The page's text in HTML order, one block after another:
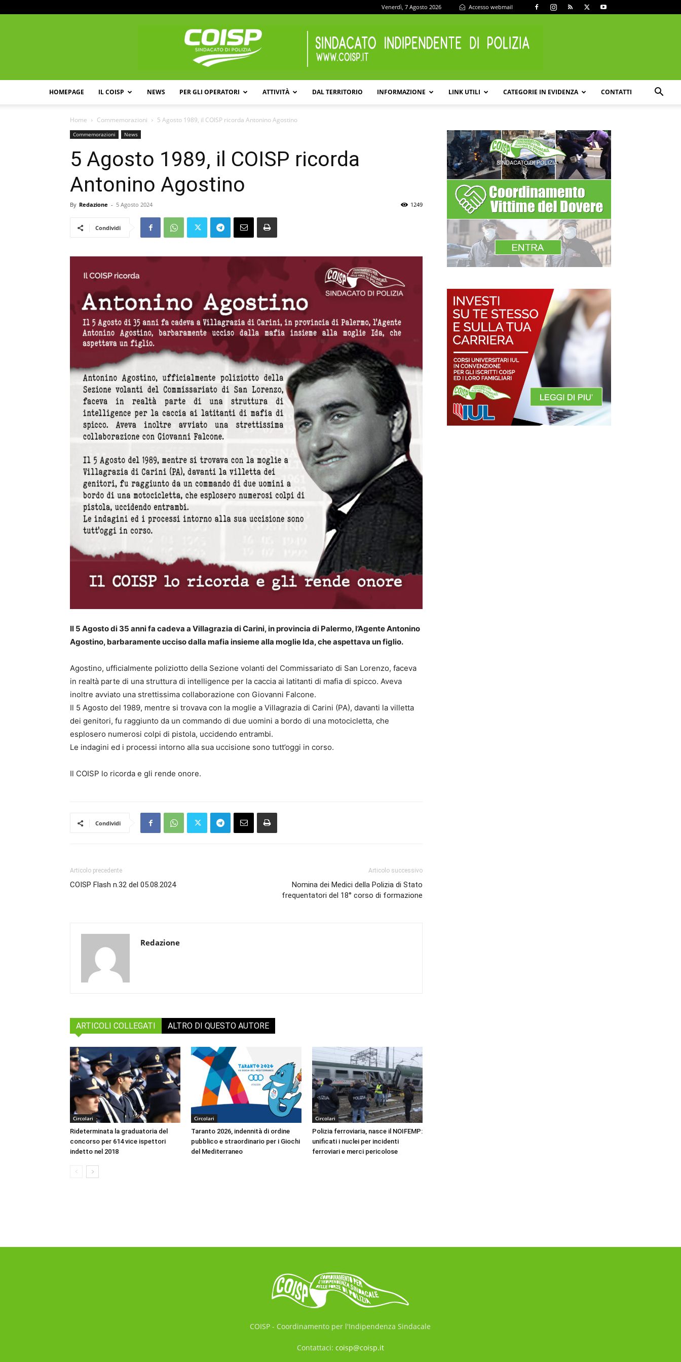
Venerdì, 7 Agosto 2026 Accesso webmail
HOMEPAGE IL COISP NEWS PER GLI OPERATORI ATTIVITÀ DAL TERRITORIO INFORMAZIONE LINK UTILI CATEGORIE IN EVIDENZA CONTATTI
Home Commemorazioni 5 Agosto 1989, il COISP ricorda Antonino Agostino
Commemorazioni News
5 Agosto 1989, il COISP ricorda
Antonino Agostino
By Redazione - 5 Agosto 2024 1249
Condividi
Il 5 Agosto di 35 anni fa cadeva a Villagrazia di Carini, in provincia di Palermo, l’Agente Antonino
Agostino, barbaramente ucciso dalla mafia insieme alla moglie Ida, che aspettava un figlio.
Agostino, ufficialmente poliziotto della Sezione volanti del Commissariato di San Lorenzo, faceva
in realtà parte di una struttura di intelligence per la caccia ai latitanti di mafia di spicco. Aveva
inoltre avviato una strettissima collaborazione con Giovanni Falcone.
Il 5 Agosto del 1989, mentre si trovava con la moglie a Villagrazia di Carini (PA), davanti la villetta
dei genitori, fu raggiunto da un commando di due uomini a bordo di una motocicletta, che
esplosero numerosi colpi di pistola, uccidendo entrambi.
Le indagini ed i processi intorno alla sua uccisione sono tutt’oggi in corso.
Il COISP lo ricorda e gli rende onore.
Condividi
Articolo precedente
COISP Flash n.32 del 05.08.2024
Articolo successivo
Nomina dei Medici della Polizia di Stato
frequentatori del 18° corso di formazione
Redazione
ARTICOLI COLLEGATI ALTRO DI QUESTO AUTORE
Circolari
Rideterminata la graduatoria del
concorso per 614 vice ispettori
indetto nel 2018
Circolari
Taranto 2026, indennità di ordine
pubblico e straordinario per i Giochi
del Mediterraneo
Circolari
Polizia ferroviaria, nasce il NOIFEMP:
unificati i nuclei per incidenti
ferroviari e merci pericolose
COISP - Coordinamento per l'Indipendenza Sindacale
Contattaci: coisp@coisp.it